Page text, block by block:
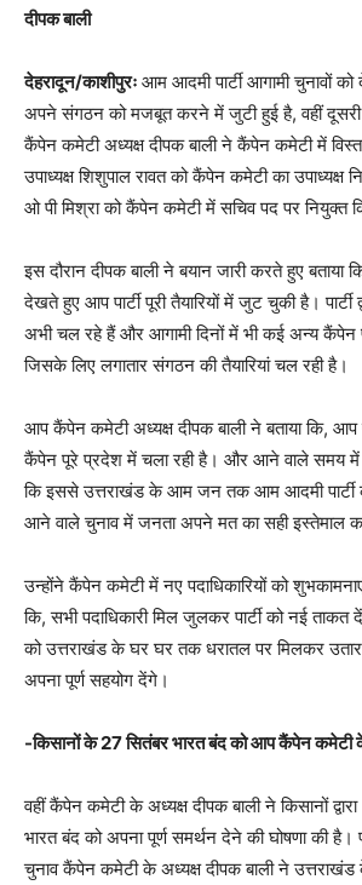
दीपक बाली
देहरादून/काशीपुरः आम आदमी पार्टी आगामी चुनावों
अपने संगठन को मजबूत करने में जुटी हुई है, वहीं
कैंपेन कमेटी अध्यक्ष दीपक बाली ने कैंपेन कमेटी में
उपाध्यक्ष शिशुपाल रावत को कैंपेन कमेटी का उपाध्यक्ष
ओ पी मिश्रा को कैंपेन कमेटी में सचिव पद पर नियुक्त
इस दौरान दीपक बाली ने बयान जारी करते हुए बताया
देखते हुए आप पार्टी पूरी तैयारियों में जुट चुकी है।
अभी चल रहे हैं और आगामी दिनों में भी कई अन्य कैंपेन
जिसके लिए लगातार संगठन की तैयारियां चल रही है।
आप कैंपेन कमेटी अध्यक्ष दीपक बाली ने बताया कि, आप
कैंपेन पूरे प्रदेश में चला रही है। और आने वाले समय में
कि इससे उत्तराखंड के आम जन तक आम आदमी पार्टी
आने वाले चुनाव में जनता अपने मत का सही इस्तेमाल
उन्होंने कैंपेन कमेटी में नए पदाधिकारियों को
कि, सभी पदाधिकारी मिल जुलकर पार्टी को नई
को उत्तराखंड के घर घर तक धरातल पर मिलकर
अपना पूर्ण सहयोग देंगे।
-किसानों के 27 सितंबर भारत बंद को आप कैंपेन कमेटी
वहीं कैंपेन कमेटी के अध्यक्ष दीपक बाली ने किसानों
भारत बंद को अपना पूर्ण समर्थन देने की घोषणा की है।
चुनाव कैंपेन कमेटी के अध्यक्ष दीपक बाली ने उत्तराखंड के